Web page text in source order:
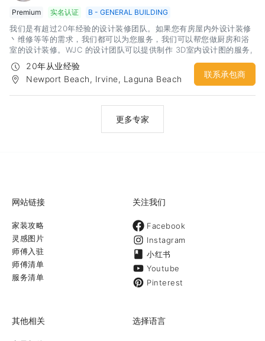
Premium
实名认证 B - GENERAL BUILDING
我们是有超过20年经验的设计装修团队。如果您有房屋内外设计装修
丶维修等等的需求，我们都可以为您服务，我们可以帮您做厨房和浴
室的设计装修。WJC 的设计团队可以提供制作 3D室内设计图的服务,
能够帮助您更清楚的了解完工后的视觉效果。工作範圍南加橘郡
20年从业经验
Newport Beach, Irvine, Laguna Beach
联系承包商
更多专家
网站链接
家装攻略
灵感图片
师傅入驻
师傅清单
服务清单
关注我们
Facebook
Instagram
小红书
Youtube
Pinterest
其他相关 选择语言